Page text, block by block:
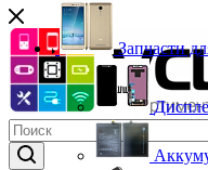
Запчасти